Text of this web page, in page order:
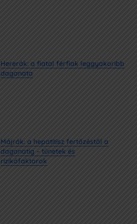
Hererák: a fiatal férfiak leggyakoribb
daganata
Májrák: a hepatitisz fertőzéstől a
daganatig – tünetek és
rizikófaktorok